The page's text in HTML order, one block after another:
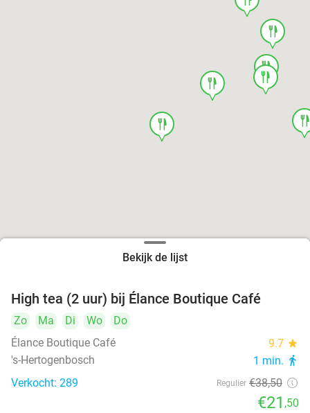
food
food
food
food
food
Bekijk de lijst
High tea (2 uur) bij Élance Boutique Café
Zo Ma Di Wo
Do
Élance Boutique Café
9.7 star
's-Hertogenbosch 1 min. directions_walk
Verkocht: 289 Regulier €38,50
€21 ,50